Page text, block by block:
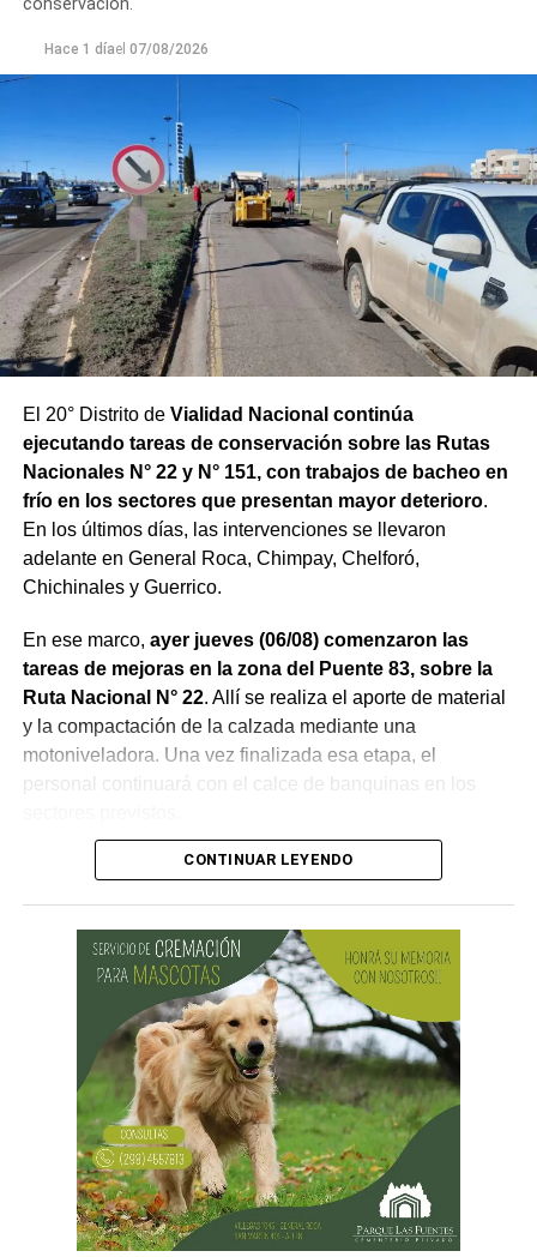
con las condiciones que presenta el río.
conservación.
Hace 1 díael 07/08/2026
El 20° Distrito de Vialidad Nacional continúa
ejecutando tareas de conservación sobre las Rutas
Nacionales N° 22 y N° 151, con trabajos de bacheo en
frío en los sectores que presentan mayor deterioro.
En los últimos días, las intervenciones se llevaron
adelante en General Roca, Chimpay, Chelforó,
Chichinales y Guerrico.
En ese marco, ayer jueves (06/08) comenzaron las
tareas de mejoras en la zona del Puente 83, sobre la
Ruta Nacional N° 22. Allí se realiza el aporte de material
y la compactación de la calzada mediante una
motoniveladora. Una vez finalizada esa etapa, el
personal continuará con el calce de banquinas en los
Desde Vialidad Nacional informaron que,durante las
próximas semanas, el operativo de bacheo será
reforzado con dos nuevas cuadrillas de trabajo y dos
camiones bacheadores, lo que permitirá incrementar
el ritmo de ejecución y optimizar las tareas de
mantenimiento en distintos puntos del Alto Valle.
CONTINUAR LEYENDO